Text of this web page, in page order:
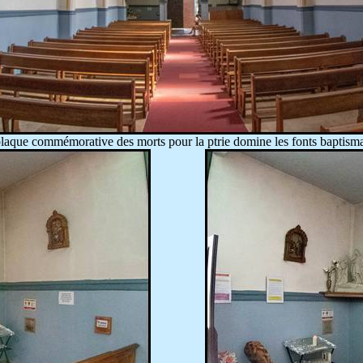
commémorative des morts pour la ptriedomine les fonts